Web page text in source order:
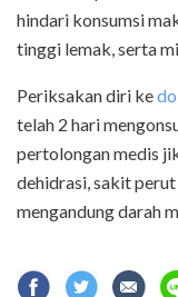
hindari konsumsi
tinggi lemak, serta
Periksakan diri ke
telah 2 hari
pertolongan medis
dehidrasi, sakit
mengandung darah